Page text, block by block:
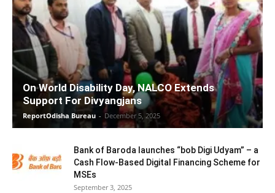
On World Disability Day, NALCO Extends
Support For Divyangjans
ReportOdisha Bureau - December 5, 2025
Bank of Baroda launches “bob Digi Udyam” – a
Cash Flow-Based Digital Financing Scheme for
MSEs
September 3, 2025